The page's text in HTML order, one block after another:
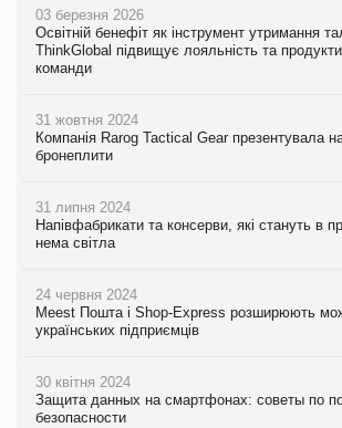
03 березня 2026
Освітній бенефіт як інструмент утримання
ThinkGlobal підвищує лояльність та
команди
31 жовтня 2024
Компанія Rarog Tactical Gear презентувала
бронеплити
31 липня 2024
Напівфабрикати та консерви, які стануть в
нема світла
24 червня 2024
Meest Пошта і Shop-Express розширюють
українських підприємців
30 квітня 2024
Защита данных на смартфонах: советы по
безопасности